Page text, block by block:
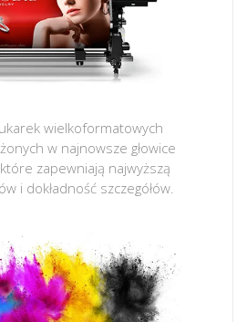
wielkoformatowych
w najnowsze głowice
zapewniają najwyższą
i dokładność szczegółów.